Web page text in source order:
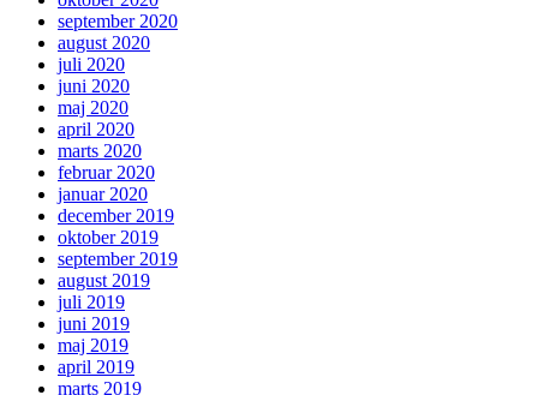
september 2020
august 2020
juli 2020
juni 2020
maj 2020
april 2020
marts 2020
februar 2020
januar 2020
december 2019
oktober 2019
september 2019
august 2019
juli 2019
juni 2019
maj 2019
april 2019
marts 2019